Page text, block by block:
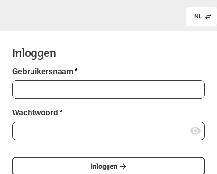
NL
Inloggen
Gebruikersnaam*
Wachtwoord *
Inloggen